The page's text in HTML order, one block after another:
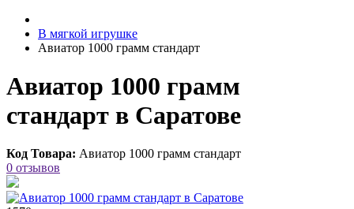
В мягкой игрушке
Авиатор 1000 грамм стандарт
Авиатор 1000 грамм
стандарт в Саратове
Код Товара: Авиатор 1000 грамм стандарт
0 отзывов